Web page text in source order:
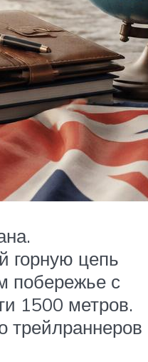
горную цепь
побережье с
1500 метров.
трейлраннеров